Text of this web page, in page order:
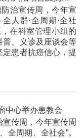
治宣传周，今年宣
人群·全周期·全社
在科室管理小组的
普、义诊及座谈会等
患者抗癌信心，提
中心举办患教会
传周，今年宣传周
全周期、全社会”。